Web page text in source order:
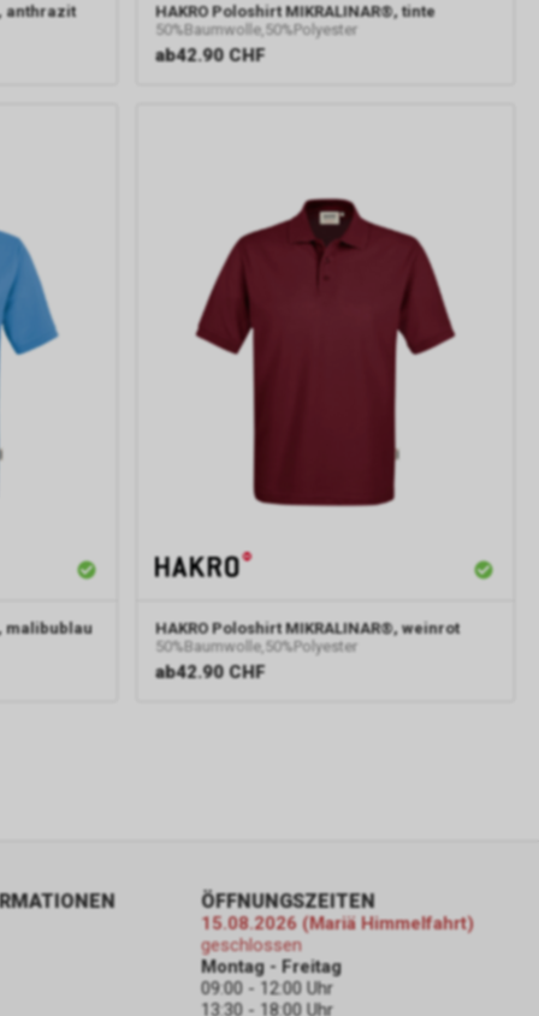
anthrazit
HAKRO Poloshirt MIKRALINAR®, tinte
50%Baumwolle,50%Polyester
ab42.90 CHF
malibublau
HAKRO Poloshirt MIKRALINAR®, weinrot
50%Baumwolle,50%Polyester
ab42.90 CHF
ÖFFNUNGSZEITEN
15.08.2026 (Mariä Himmelfahrt)
geschlossen
Montag - Freitag
09:00 - 12:00 Uhr
13:30 - 18:00 Uhr
Art. 6
von uns
sog.
dass
dass
Sie
zu den